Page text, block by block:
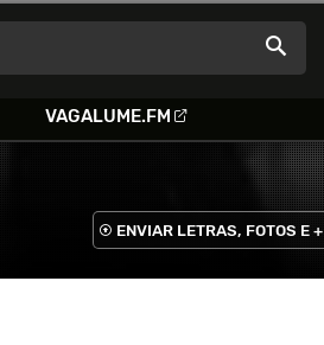
VAGALUME.FM
ENVIAR LETRAS, FOTOS E +